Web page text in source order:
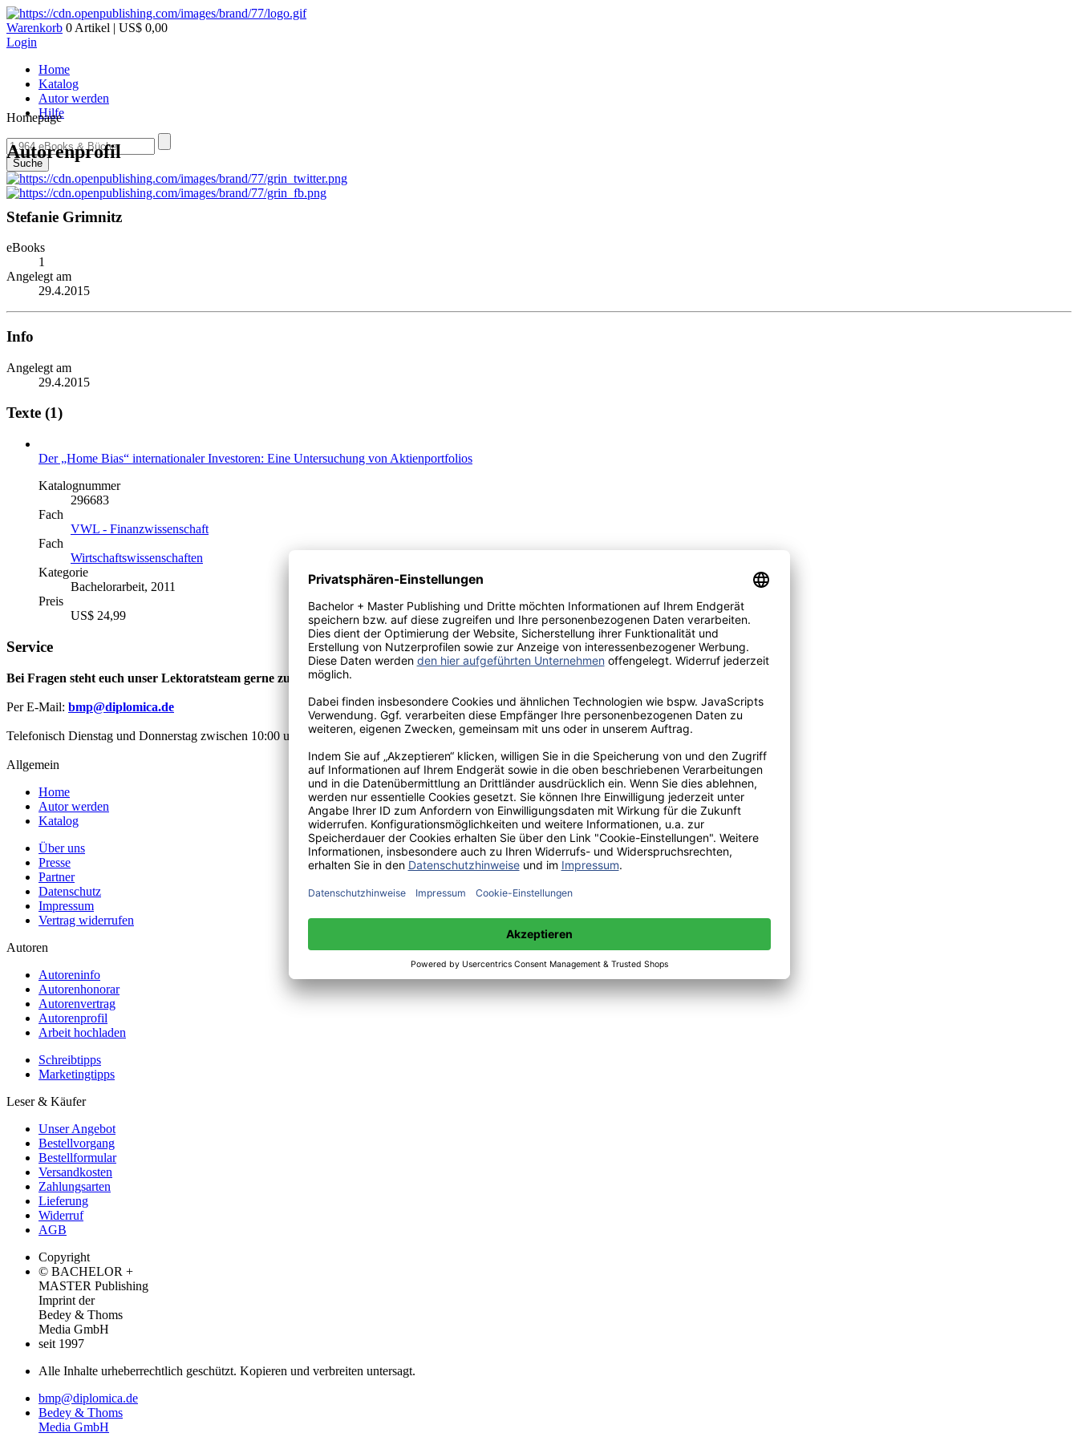
Warenkorb 0 Artikel | US$ 0,00
Login
Home
Katalog
Autor werden
Hilfe
Suche
Homepage
Autorenprofil
Stefanie Grimnitz
eBooks
1
Angelegt am
29.4.2015
Info
Angelegt am
29.4.2015
Texte (1)
Der „Home Bias“ internationaler Investoren: Eine Untersuchung von Aktienportfolios
Katalognummer
296683
Fach
VWL - Finanzwissenschaft
Fach
Wirtschaftswissenschaften
Kategorie
Bachelorarbeit, 2011
Preis
US$ 24,99
Service
Bei Fragen steht euch unser Lektoratsteam gerne zur Verfügung:
Per E-Mail: bmp@diplomica.de
Telefonisch Dienstag und Donnerstag zwischen 10:00 und 12:00 Uhr sowie Mittwoch 14:00 bis 15:00 Uhr:+49(0)176-85996762
Allgemein
Home
Autor werden
Katalog
Über uns
Presse
Partner
Datenschutz
Impressum
Vertrag widerrufen
Autoren
Autoreninfo
Autorenhonorar
Autorenvertrag
Autorenprofil
Arbeit hochladen
Schreibtipps
Marketingtipps
Leser & Käufer
Unser Angebot
Bestellvorgang
Bestellformular
Versandkosten
Zahlungsarten
Lieferung
Widerruf
AGB
Copyright
© BACHELOR +
MASTER Publishing
Imprint der
Bedey & Thoms
Media GmbH
seit 1997
Alle Inhalte urheberrechtlich geschützt. Kopieren und verbreiten untersagt.
bmp@diplomica.de
Bedey & Thoms
Media GmbH